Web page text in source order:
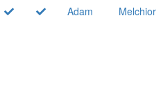
Adam Melchior